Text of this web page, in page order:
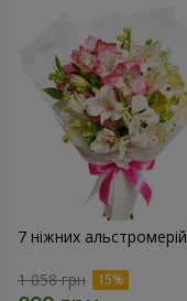
7 ніжних альстромерій
1 058 грн